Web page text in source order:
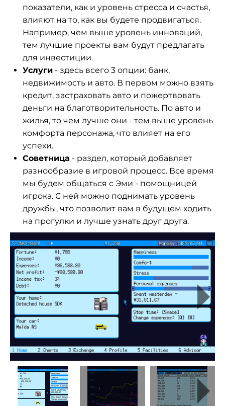
показатели, как и уровень стресса и счастья,
влияют на то, как вы будете продвигаться.
Например, чем выше уровень инноваций,
тем лучшие проекты вам будут предлагать
для инвестиции.
Услуги - здесь всего 3 опции: банк,
недвижимость и авто. В первом можно взять
кредит, застраховать авто и пожертвовать
деньги на благотворительность. По авто и
жилья, то чем лучше они - тем выше уровень
комфорта персонажа, что влияет на его
успехи.
Советница - раздел, который добавляет
разнообразие в игровой процесс. Все время
мы будем общаться с Эми - помощницей
игрока. С ней можно поднимать уровень
дружбы, что позволит вам в будущем ходить
на прогулки и лучше узнать друг друга.